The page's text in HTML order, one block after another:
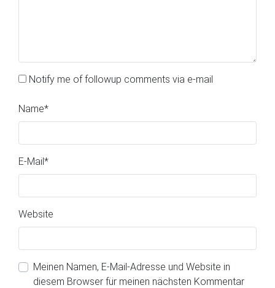
Notify me of followup comments via e-mail
Name*
E-Mail*
Website
Meinen Namen, E-Mail-Adresse und Website in
diesem Browser für meinen nächsten Kommentar